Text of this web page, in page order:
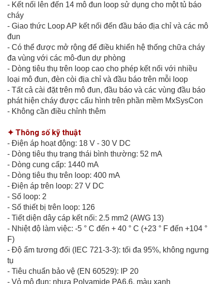
- Kết nối lên đến 14 mô đun loop sử dụng cho một tủ báo
cháy
- Giao thức Loop AP kết nối đến đầu báo địa chỉ và các mô
đun
- Có thể được mở rộng để điều khiển hệ thống chữa cháy
đa vùng với các mô-đun dự phòng
- Dòng tiêu thụ trên loop cao cho phép kết nối với nhiều
loại mô đun, đèn còi địa chỉ và đầu báo trên mỗi loop
- Tất cả cài đặt trên mô đun, đầu báo và các vùng đầu báo
phát hiện cháy được cấu hình trên phần mềm MxSysCon
- Không cần điều chỉnh thêm
✦ Thông số kỹ thuật
- Điện áp hoạt động: 18 V - 30 V DC
- Dòng tiêu thụ trạng thái bình thường: 52 mA
- Dòng cung cấp: 1440 mA
- Dòng tiêu thụ trên loop: 400 mA
- Điện áp trên loop: 27 V DC
- Số loop: 2
- Số thiết bị trên loop: 126
- Tiết diện dây cáp kết nối: 2.5 mm2 (AWG 13)
- Nhiệt độ làm việc: -5 ° C đến + 40 ° C (+23 ° F đến +104 °
F)
- Độ ẩm tương đối (IEC 721-3-3): tối đa 95%, không ngưng
tụ
- Tiêu chuẩn bảo vệ (EN 60529): IP 20
- Vỏ mô đun: nhựa Polyamide PA6.6, màu xanh